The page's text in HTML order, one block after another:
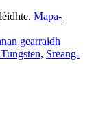
Mapa-
gearraidh
, Sreang-